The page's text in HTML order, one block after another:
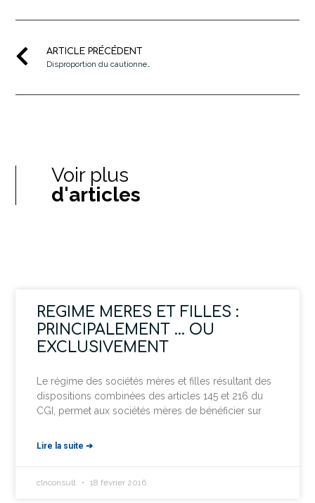
ARTICLE PRÉCÉDENT
Disproportion du cautionnement donné par une personne physique : La jurisprudence persiste et signe !
Voir plus
d'articles
REGIME MERES ET FILLES :
PRINCIPALEMENT … OU
EXCLUSIVEMENT
Le régime des sociétés mères et filles résultant des
dispositions combinées des articles 145 et 216 du
CGI, permet aux sociétés mères de bénéficier sur
Lire la suite ➔
clnconsult 18 février 2016